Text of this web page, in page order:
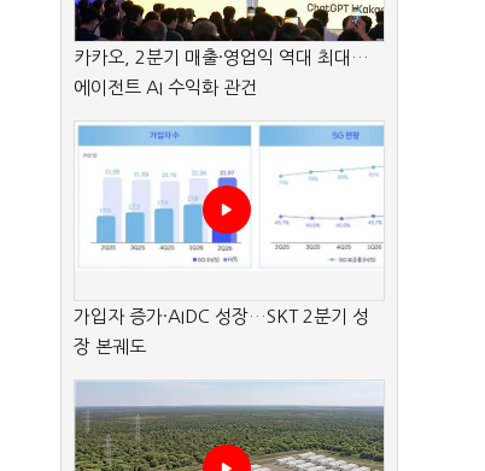
카카오, 2분기 매출·영업익 역대 최대…
에이전트 AI 수익화 관건
가입자 증가·AIDC 성장…SKT 2분기 성
장 본궤도